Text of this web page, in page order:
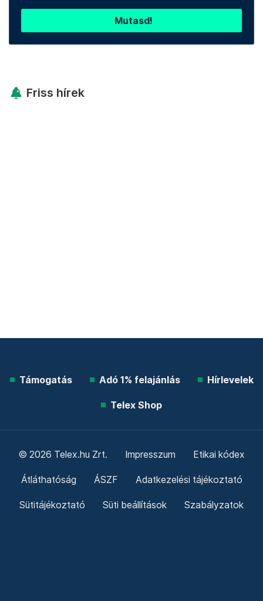
Mutasd!
Friss hírek
Támogatás Adó 1% felajánlás Hírlevelek
Telex Shop
© 2026 Telex.hu Zrt. Impresszum Etikai kódex
Átláthatóság ÁSZF Adatkezelési tájékoztató
Sütitájékoztató Süti beállítások Szabályzatok